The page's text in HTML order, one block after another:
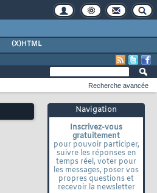
(X)HTML
Navigation
Inscrivez-vous
gratuitement
pour pouvoir participer,
suivre les réponses en
temps réel, voter pour
les messages, poser vos
propres questions et
recevoir la newsletter
Recherche avancée